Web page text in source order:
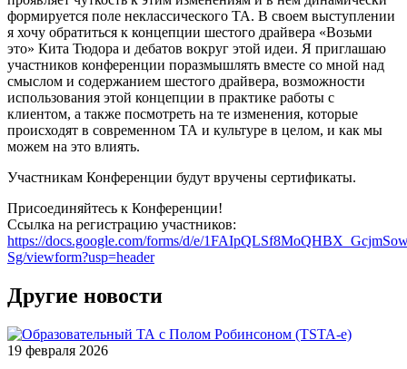
формируется поле неклассического ТА. В своем выступлении
я хочу обратиться к концепции шестого драйвера «Возьми
это» Кита Тюдора и дебатов вокруг этой идеи. Я приглашаю
участников конференции поразмышлять вместе со мной над
смыслом и содержанием шестого драйвера, возможности
использования этой концепции в практике работы с
клиентом, а также посмотреть на те изменения, которые
происходят в современном ТА и культуре в целом, и как мы
можем на это влиять.
Участникам Конференции будут вручены сертификаты.
Присоединяйтесь к Конференции!
Ссылка на регистрацию участников:
https://docs.google.com/forms/d/e/
Sg/viewform?usp=header
Другие новости
19 февраля 2026